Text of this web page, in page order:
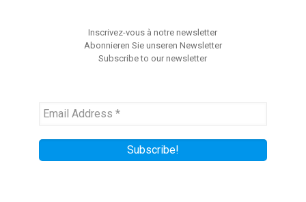
Inscrivez-vous à notre newsletter
Abonnieren Sie unseren Newsletter
Subscribe to our newsletter
Email
*